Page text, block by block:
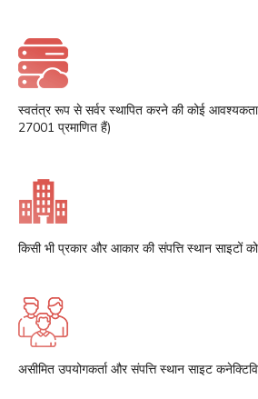
स्वतंत्र रूप से सर्वर स्थापित करने की कोई
27001 प्रमाणित हैं)
किसी भी प्रकार और आकार की संपत्ति स्थान साइटों
असीमित उपयोगकर्ता और संपत्ति स्थान साइट